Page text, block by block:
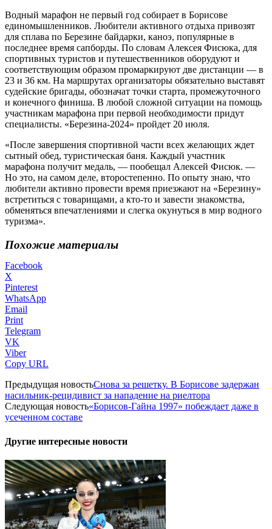
Водный марафон не первый год собирает в Борисове
единомышленников. Любители активного отдыха привозят
для сплава по Березине байдарки, каноэ, популярные в
последнее время сапборды. По словам Алексея Фисюка, для
спортивных туристов и путешественников оборудуют и
соответствующим образом промаркируют две дистанции — в
23 и 36 км. На маршрутах организаторы обязательно выставят
судейские бригады, обозначат точки старта, промежуточного
и конечного финиша. В любой сложной ситуации на помощь
участникам марафона при первой необходимости придут
специалисты. «Березина-2024» пройдет 20 июля.
«После завершения спортивной части всех желающих ждет
сытный обед, туристическая баня. Каждый участник
марафона получит медаль, — пообещал Алексей Фисюк. —
Но это, на самом деле, второстепенно. По опыту знаю, что
любители активно провести время приезжают на «Березину»
встретиться с товарищами, а кто-то и завести знакомства,
обменяться впечатлениями и слегка окунуться в мир водного
туризма».
Похожие материалы
Facebook
X
Pinterest
WhatsApp
Email
Print
Telegram
VK
Viber
Copy URL
Предыдущая новостьСнова за решетку. В Борисове задержан
насильник-рецидивист за нападение на риелтора
Следующая новость«Борисов-Гайна 1997» побеждает даже в
усеченном составе
Другие интересные новости